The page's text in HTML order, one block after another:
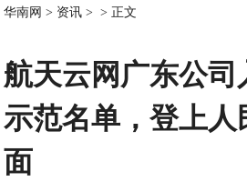
华南网 > 资讯 > > 正文
航天云网广东公司
示范名单，登上人
面